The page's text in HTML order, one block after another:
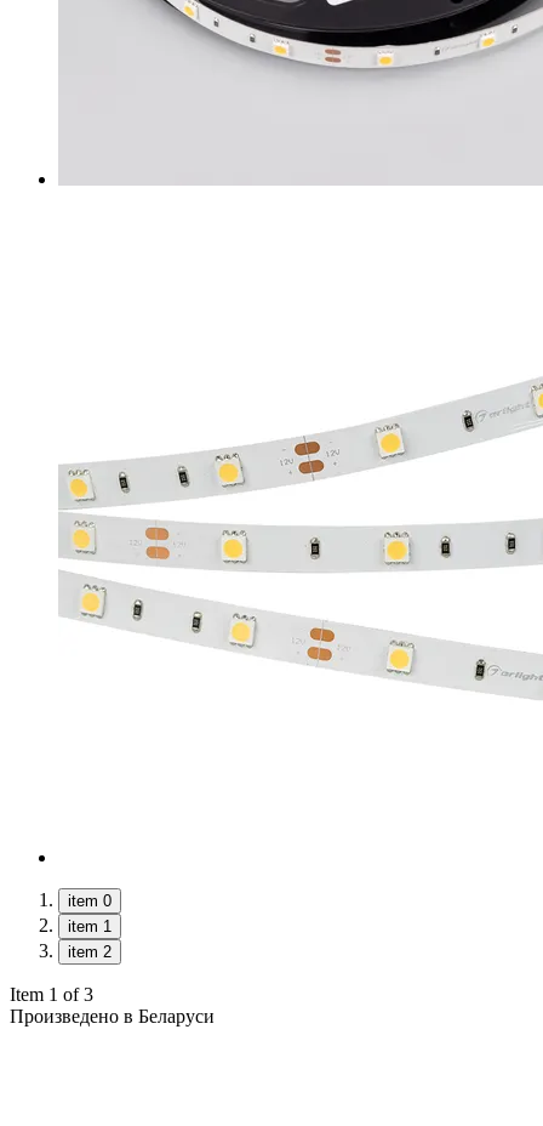
item 0
item 1
item 2
Item 1 of 3
Произведено в Беларуси